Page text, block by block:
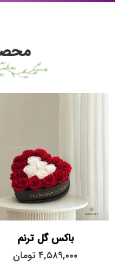
باکس گل ترنم
۴,۵۸۹,۰۰۰ تومان